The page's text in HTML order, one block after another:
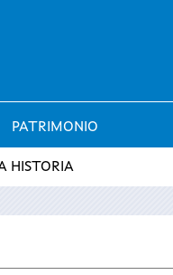
PATRIMONIO
HISTORIA